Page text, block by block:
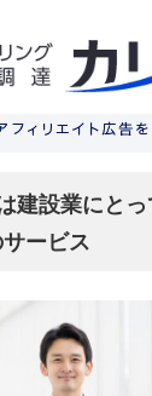
建設業にと
ービス